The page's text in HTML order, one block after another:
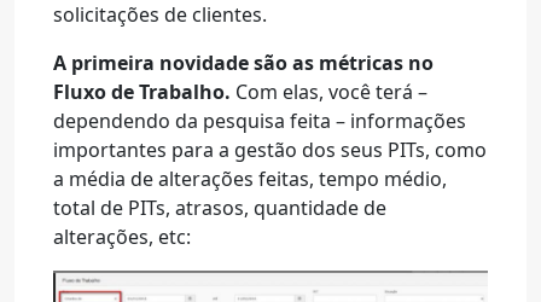
solicitações de clientes.
A primeira novidade são as métricas no
Fluxo de Trabalho. Com elas, você terá –
dependendo da pesquisa feita – informações
importantes para a gestão dos seus PITs, como
a média de alterações feitas, tempo médio,
total de PITs, atrasos, quantidade de
alterações, etc: